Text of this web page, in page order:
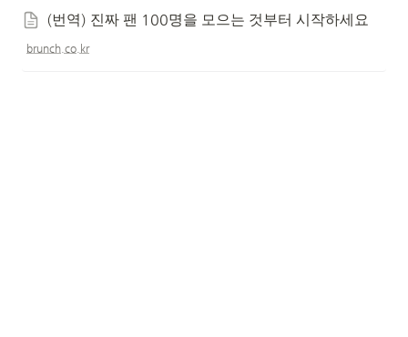
(번역) 진짜 팬 100명을 모으는 것부터 시작하세요
brunch.co.kr